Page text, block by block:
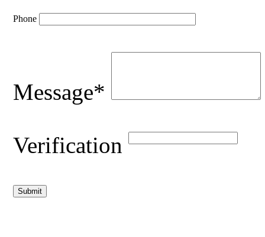
Phone
Message*
Verification